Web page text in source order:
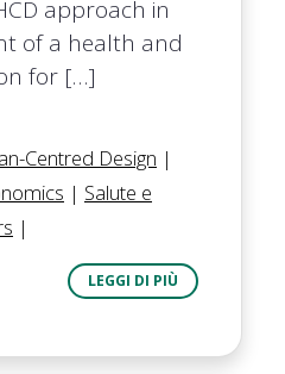
approach in
of a health and
for […]
Centred Design |
| Salute e
|
LEGGI DI PIÙ